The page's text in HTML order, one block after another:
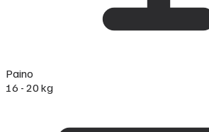
Paino
16 - 20 kg